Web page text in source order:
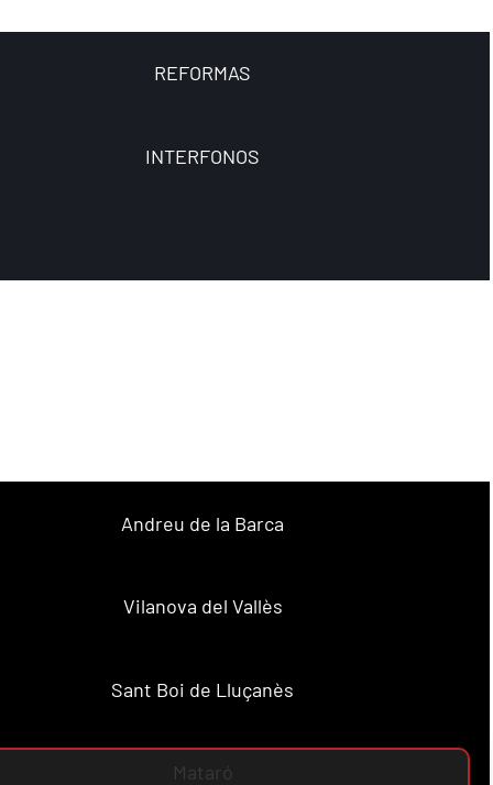
REFORMAS
INTERFONOS
Andreu de la Barca
Vilanova del Vallès
Sant Boi de Lluçanès
Mataró